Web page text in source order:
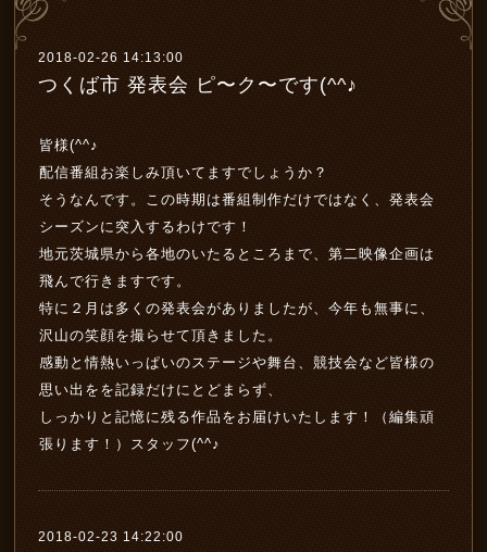
2018-02-26 14:13:00
つくば市 発表会 ピ〜ク〜です(^^♪
皆様(^^♪
配信番組お楽しみ頂いてますでしょうか？
そうなんです。この時期は番組制作だけではなく、発表会
シーズンに突入するわけです！
地元茨城県から各地のいたるところまで、第二映像企画は
飛んで行きますです。
特に２月は多くの発表会がありましたが、今年も無事に、
沢山の笑顔を撮らせて頂きました。
感動と情熱いっぱいのステージや舞台、競技会など皆様の
思い出をを記録だけにとどまらず、
しっかりと記憶に残る作品をお届けいたします！（編集頑
張ります！）スタッフ(^^♪
2018-02-23 14:22:00